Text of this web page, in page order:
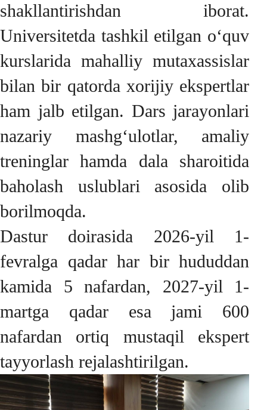
shakllantirishdan iborat.
Universitetda tashkil etilgan o‘quv
kurslarida mahalliy mutaxassislar
bilan bir qatorda xorijiy ekspertlar
ham jalb etilgan. Dars jarayonlari
nazariy mashg‘ulotlar, amaliy
treninglar hamda dala sharoitida
baholash uslublari asosida olib
borilmoqda.
Dastur doirasida 2026-yil 1-
fevralga qadar har bir hududdan
kamida 5 nafardan, 2027-yil 1-
martga qadar esa jami 600
nafardan ortiq mustaqil ekspert
tayyorlash rejalashtirilgan.